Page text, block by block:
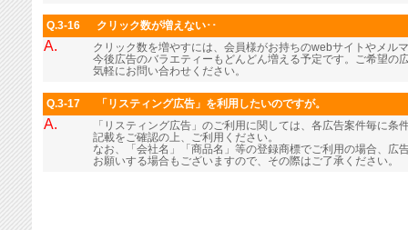
Q.3-16 クリック数が増えない･･
A.
クリック数を増やすには、会員様がお持ちのwebサイトやメル
今後広告のバラエティーもどんどん増える予定です。ご希望の
気軽にお問い合わせください。
Q.3-17 「リスティング広告」を利用したいのですが。
A.
「リスティング広告」のご利用に関しては、各広告案件毎に
記載をご確認の上、ご利用ください。
なお、「会社名」「商品名」等の登録商標でご利用の場合、広
お願いする場合もございますので、その際はご了承ください。